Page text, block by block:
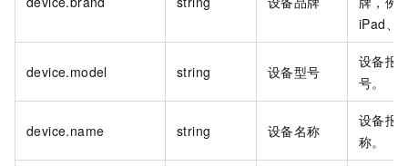
iPad、
device.model string 设备型号
设备报
号。
device.name string 设备名称
设备报
称。